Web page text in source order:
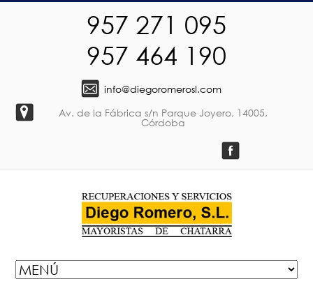
957 271 095
957 464 190
info@diegoromerosl.com
Av. de la Fábrica s/n Parque Joyero, 14005,
Córdoba